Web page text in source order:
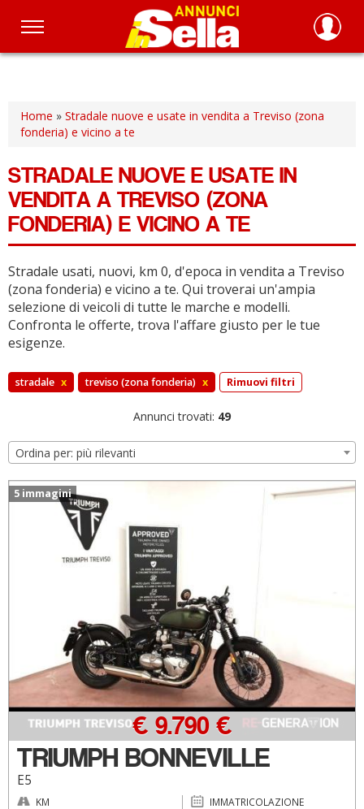
Salta
principale
Home » Stradale nuove e usate in vendita a Treviso (zona
fonderia) e vicino a te
STRADALE NUOVE E USATE IN
VENDITA A TREVISO (ZONA
FONDERIA) E VICINO A TE
Stradale usati, nuovi, km 0, d'epoca in vendita a Treviso
(zona fonderia) e vicino a te. Qui troverai un'ampia
selezione di veicoli di tutte le marche e modelli.
Confronta le offerte, trova l'affare giusto per le tue
esigenze.
stradale x treviso (zona fonderia) x Rimuovi filtri
Annunci trovati: 49
Ordina per: più rilevanti
5 immagini
TRIUMPH BONNEVILLE
E5
€ 9.790 €
KM IMMATRICOLAZIONE